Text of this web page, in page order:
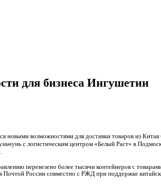
для бизнеса Ингушетии
новыми возможностями для доставки товаров из
с логистическим центром «Белый Раст» в
перевезено более тысячи контейнеров с
Почтой России совместно с РЖД при поддержке